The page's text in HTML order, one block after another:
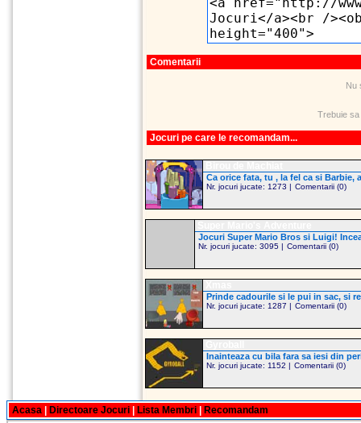
Comentarii
Nu
Trebuie
Jocuri pe care le recomandam...
Ca orice fata, tu , la fel ca si Barbie,
Nr. jocuri jucate: 1273 | Comentarii (0)
Jocuri Super Mario Bros si Luigi!
Nr. jocuri jucate: 3095 | Comentarii (0)
Prinde cadourile si le pui in sac, si
Nr. jocuri jucate: 1287 | Comentarii (0)
Inainteaza cu bila fara sa iesi din
Nr. jocuri jucate: 1152 | Comentarii (0)
Acasa Directoare Jocuri Lista Membri Recomandam